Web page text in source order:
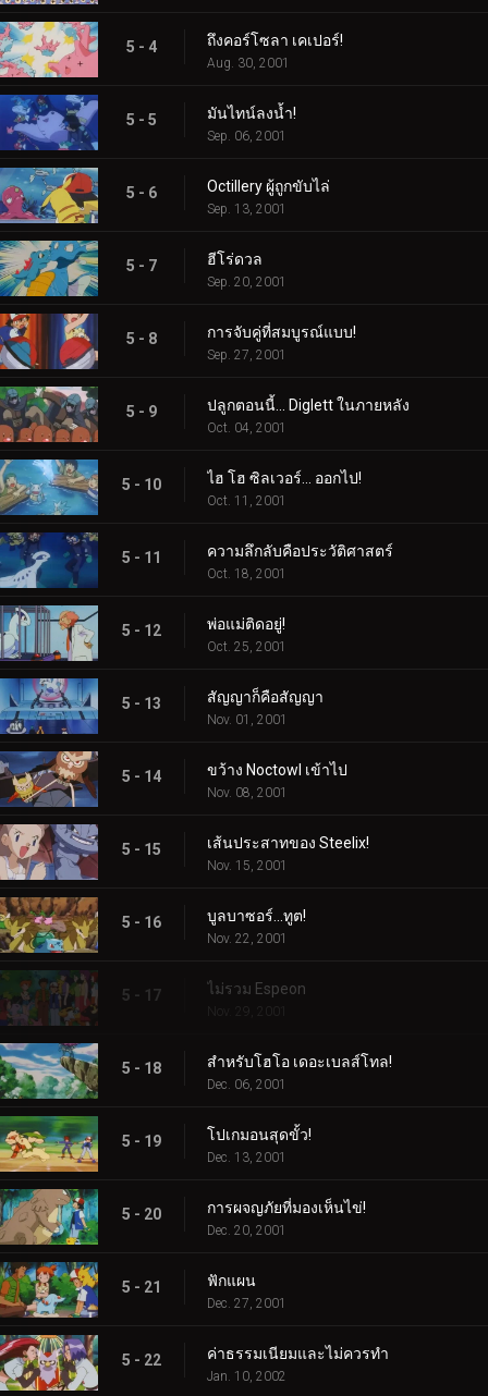
5 - 4 ถึงคอร์โซลา เคเปอร์!
Aug. 30, 2001
5 - 5 มันไทน์ลงน้ำ!
Sep. 06, 2001
5 - 6 Octillery ผู้ถูกขับไล่
Sep. 13, 2001
5 - 7 ฮีโร่ดวล
Sep. 20, 2001
5 - 8 การจับคู่ที่สมบูรณ์แบบ!
Sep. 27, 2001
5 - 9 ปลูกตอนนี้... Diglett ในภายหลัง
Oct. 04, 2001
5 - 10 ไฮ โฮ ซิลเวอร์... ออกไป!
Oct. 11, 2001
5 - 11 ความลึกลับคือประวัติศาสตร์
Oct. 18, 2001
5 - 12 พ่อแม่ติดอยู่!
Oct. 25, 2001
5 - 13 สัญญาก็คือสัญญา
Nov. 01, 2001
5 - 14 ขว้าง Noctowl เข้าไป
Nov. 08, 2001
5 - 15 เส้นประสาทของ Steelix!
Nov. 15, 2001
5 - 16 บูลบาซอร์...ทูต!
Nov. 22, 2001
5 - 17 ไม่รวม Espeon
Nov. 29, 2001
5 - 18 สำหรับโฮโอ เดอะเบลส์โทล!
Dec. 06, 2001
5 - 19 โปเกมอนสุดขั้ว!
Dec. 13, 2001
5 - 20 การผจญภัยที่มองเห็นไข่!
Dec. 20, 2001
5 - 21 ฟักแผน
Dec. 27, 2001
5 - 22 ค่าธรรมเนียมและไม่ควรทำ
Jan. 10, 2002